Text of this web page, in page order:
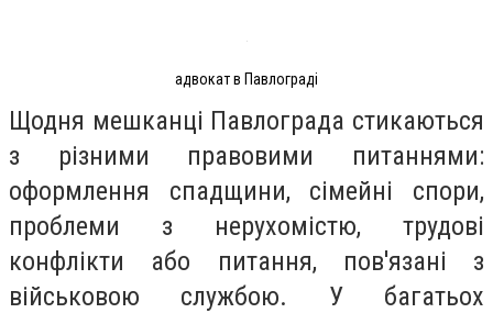
адвокат в Павлограді
Щодня мешканці Павлограда стикаються
з різними правовими питаннями:
оформлення спадщини, сімейні спори,
проблеми з нерухомістю, трудові
конфлікти або питання, пов'язані з
військовою службою. У багатьох